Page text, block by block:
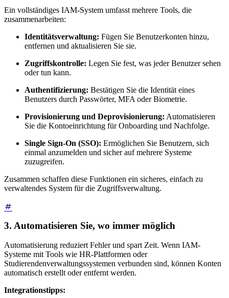
Ein vollständiges IAM-System umfasst mehrere Tools, die
zusammenarbeiten:
Identitätsverwaltung: Fügen Sie Benutzerkonten hinzu,
entfernen und aktualisieren Sie sie.
Zugriffskontrolle: Legen Sie fest, was jeder Benutzer sehen
oder tun kann.
Authentifizierung: Bestätigen Sie die Identität eines
Benutzers durch Passwörter, MFA oder Biometrie.
Provisionierung und Deprovisionierung: Automatisieren
Sie die Kontoeinrichtung für Onboarding und Nachfolge.
Single Sign-On (SSO): Ermöglichen Sie Benutzern, sich
einmal anzumelden und sicher auf mehrere Systeme
zuzugreifen.
Zusammen schaffen diese Funktionen ein sicheres, einfach zu
verwaltendes System für die Zugriffsverwaltung.
3. Automatisieren Sie, wo immer möglich
Automatisierung reduziert Fehler und spart Zeit. Wenn IAM-
Systeme mit Tools wie HR-Plattformen oder
Studierendenverwaltungssystemen verbunden sind, können Konten
automatisch erstellt oder entfernt werden.
Integrationstipps: